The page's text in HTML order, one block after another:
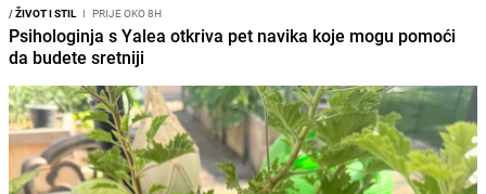
/ŽIVOT I STIL I PRIJE OKO 8H
Psihologinja s Yalea otkriva pet navika koje mogu pomoći
da budete sretniji